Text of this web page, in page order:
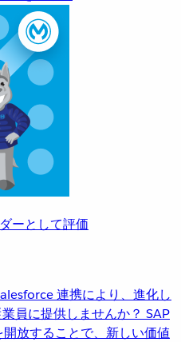
ーとして評価
連携により、進化し
員に提供しませんか？ SAP
放することで、新しい価値